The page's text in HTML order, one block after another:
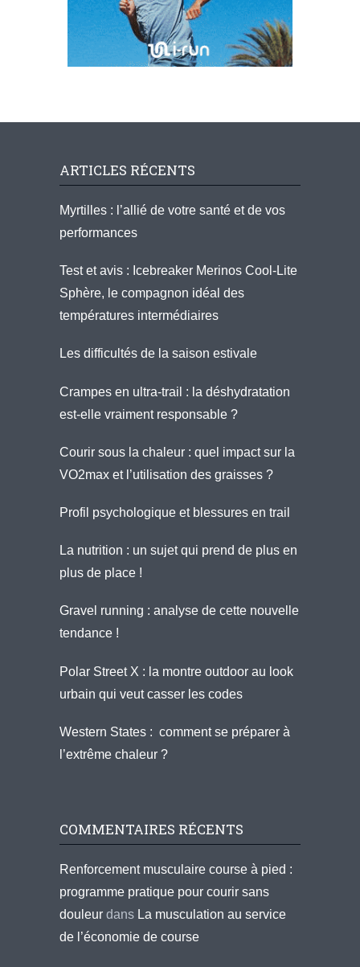
ARTICLES RÉCENTS
Myrtilles : l’allié de votre santé et de vos
performances
Test et avis : Icebreaker Merinos Cool-Lite
Sphère, le compagnon idéal des
températures intermédiaires
Les difficultés de la saison estivale
Crampes en ultra-trail : la déshydratation
est-elle vraiment responsable ?
Courir sous la chaleur : quel impact sur la
VO2max et l’utilisation des graisses ?
Profil psychologique et blessures en trail
La nutrition : un sujet qui prend de plus en
plus de place !
Gravel running : analyse de cette nouvelle
tendance !
Polar Street X : la montre outdoor au look
urbain qui veut casser les codes
Western States : comment se préparer à
l’extrême chaleur ?
COMMENTAIRES RÉCENTS
Renforcement musculaire course à pied :
programme pratique pour courir sans
douleur dans La musculation au service
de l’économie de course